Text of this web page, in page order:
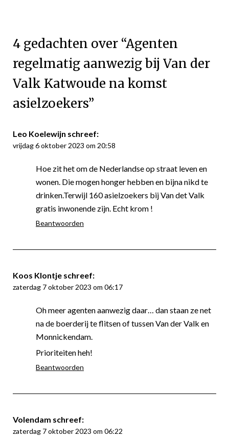
4 gedachten over “Agenten
regelmatig aanwezig bij Van der
Valk Katwoude na komst
asielzoekers”
Leo Koelewijn schreef:
vrijdag 6 oktober 2023 om 20:58
Hoe zit het om de Nederlandse op straat leven en
wonen. Die mogen honger hebben en bijna nikd te
drinken.Terwijl 160 asielzoekers bij Van det Valk
gratis inwonende zijn. Echt krom !
Beantwoorden
Koos Klontje schreef:
zaterdag 7 oktober 2023 om 06:17
Oh meer agenten aanwezig daar… dan staan ze net
na de boerderij te flitsen of tussen Van der Valk en
Monnickendam.
Prioriteiten heh!
Beantwoorden
Volendam schreef:
zaterdag 7 oktober 2023 om 06:22